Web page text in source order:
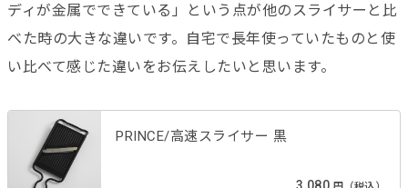
ディが金属でできている」という点が他のスライサーと比
べた時の大きな違いです。自宅で長年使っていたものと使
い比べて感じた違いをお伝えしたいと思います。
PRINCE/高速スライサー 黒